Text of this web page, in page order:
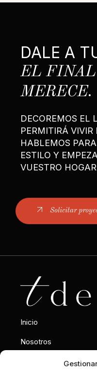
DALE A
EL FINAL
MERECE.
DECOREMOS EL
PERMITIRÁ VIVIR
HABLEMOS
ESTILO Y
VUESTRO
Solicitar
Inicio
Nosotros